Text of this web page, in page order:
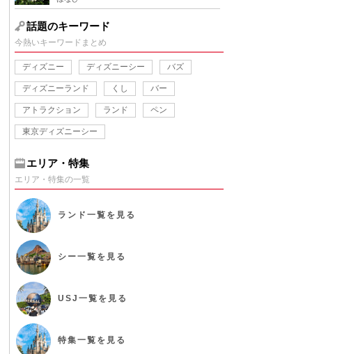
話題のキーワード
今熱いキーワードまとめ
ディズニー ディズニーシー バズ
ディズニーランド くし バー
アトラクション ランド ペン
東京ディズニーシー
エリア・特集
エリア・特集の一覧
ランド 一覧を見る
シー一覧を見る
USJ 一覧を見る
特集一覧を見る